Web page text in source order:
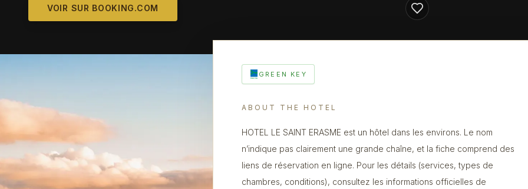
VOIR SUR BOOKING.COM
GREEN KEY
ABOUT THE HOTEL
HOTEL LE SAINT ERASME est un hôtel dans les environs. Le nom
n’indique pas clairement une grande chaîne, et la fiche comprend des
liens de réservation en ligne. Pour les détails (services, types de
chambres, conditions), consultez les informations officielles de